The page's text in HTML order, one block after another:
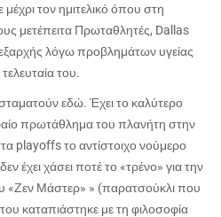
τον ημιτελικό όπου στη
μετέπειτα Πρωταθλητές, Dallas
λόγω προβλημάτων υγείας
του.
εδώ. Έχει το καλύτερο
πρωτάθλημα του πλανήτη στην
playoffsτο αντίστοιχο νούμερο
έχει χάσει ποτέ το «τρένο» για την
«Ζεν Μάστερ» » (παρατσούκλι που
καταπιάστηκε με τη φιλοσοφία